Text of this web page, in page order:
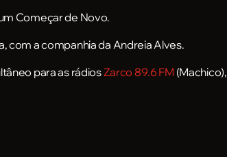
Começar de Novo.
com a companhia da Andreia Alves.
para as rádios Zarco 89.6 FM (Machico),